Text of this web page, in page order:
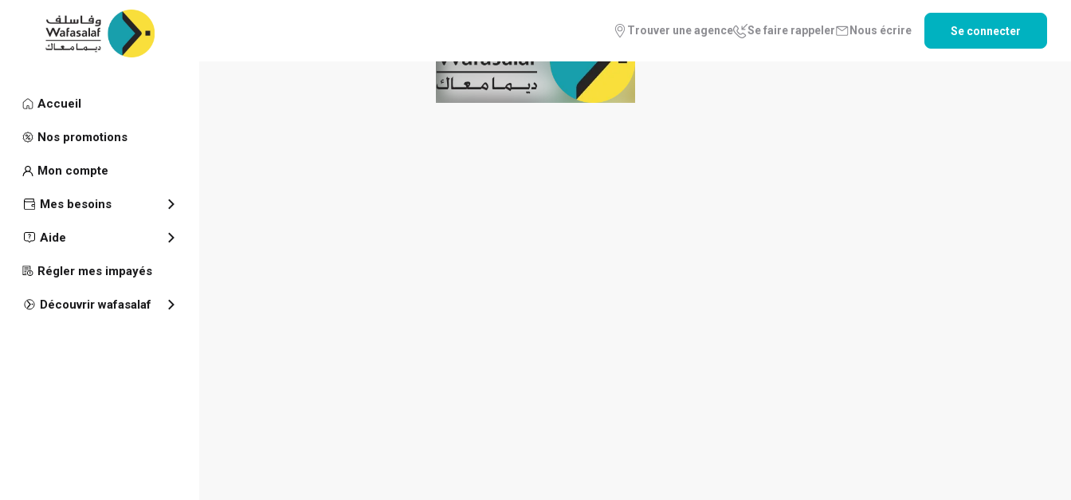
Accueil
Nos promotions
Mon compte
Mes besoins
Aide
Régler mes impayés
Découvrir wafasalaf
Trouver une agence Se faire rappeler Nous écrire Se connecter